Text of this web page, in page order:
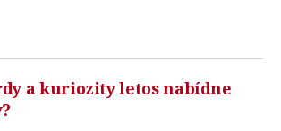
a kuriozity letos nabídne